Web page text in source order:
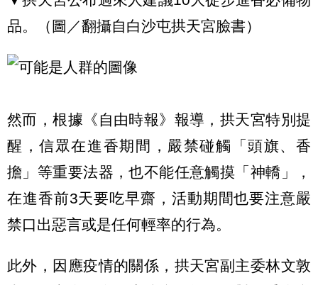
品。（圖／翻攝自白沙屯拱天宮臉書）
然而，根據《自由時報》報導，拱天宮特別提
醒，信眾在進香期間，嚴禁碰觸「頭旗、香
擔」等重要法器，也不能任意觸摸「神轎」，
在進香前3天要吃早齋，活動期間也要注意嚴
禁口出惡言或是任何輕率的行為。
此外，因應疫情的關係，拱天宮副主委林文敦